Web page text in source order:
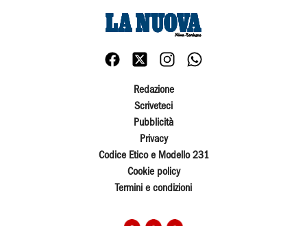
Redazione
Scriveteci
Pubblicità
Privacy
Codice Etico e Modello 231
Cookie policy
Termini e condizioni